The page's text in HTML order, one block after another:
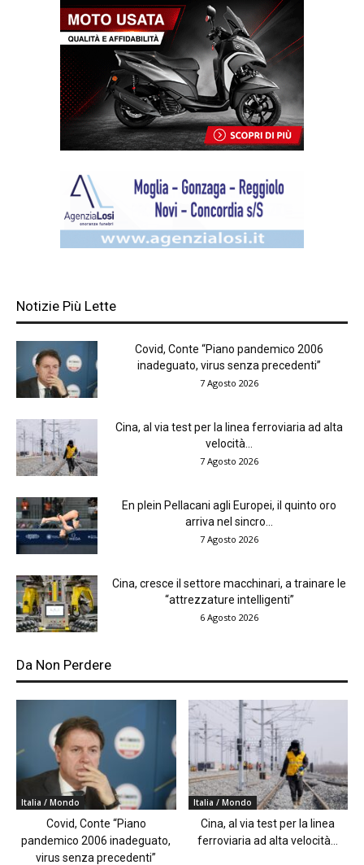
Notizie Più Lette
Covid, Conte “Piano pandemico 2006
inadeguato, virus senza precedenti”
7 Agosto 2026
Cina, al via test per la linea ferroviaria ad alta
velocità...
7 Agosto 2026
En plein Pellacani agli Europei, il quinto oro
arriva nel sincro...
7 Agosto 2026
Cina, cresce il settore macchinari, a trainare le
“attrezzature intelligenti”
6 Agosto 2026
Da Non Perdere
Italia / Mondo
Covid, Conte “Piano
pandemico 2006 inadeguato,
virus senza precedenti”
Italia / Mondo
Cina, al via test per la linea
ferroviaria ad alta velocità...